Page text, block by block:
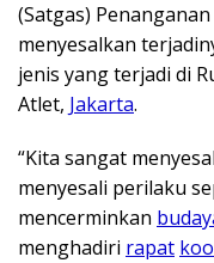
(Satgas)
menyesalkan
jenis yang terjadi di
Atlet, Jakarta.
“Kita sangat
menyesali perilaku
mencerminkan
menghadiri rapat